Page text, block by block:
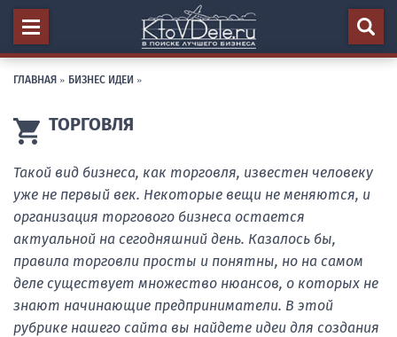
ГЛАВНАЯ » БИЗНЕС ИДЕИ »
ТОРГОВЛЯ
Такой вид бизнеса, как торговля, известен человеку
уже не первый век. Некоторые вещи не меняются, и
организация торгового бизнеса остается
актуальной на сегодняшний день. Казалось бы,
правила торговли просты и понятны, но на самом
деле существует множество нюансов, о которых не
знают начинающие предприниматели. В этой
рубрике нашего сайта вы найдете идеи для создания